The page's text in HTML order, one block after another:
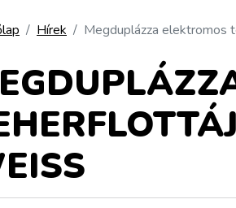
Hírek Megduplázza elektromos